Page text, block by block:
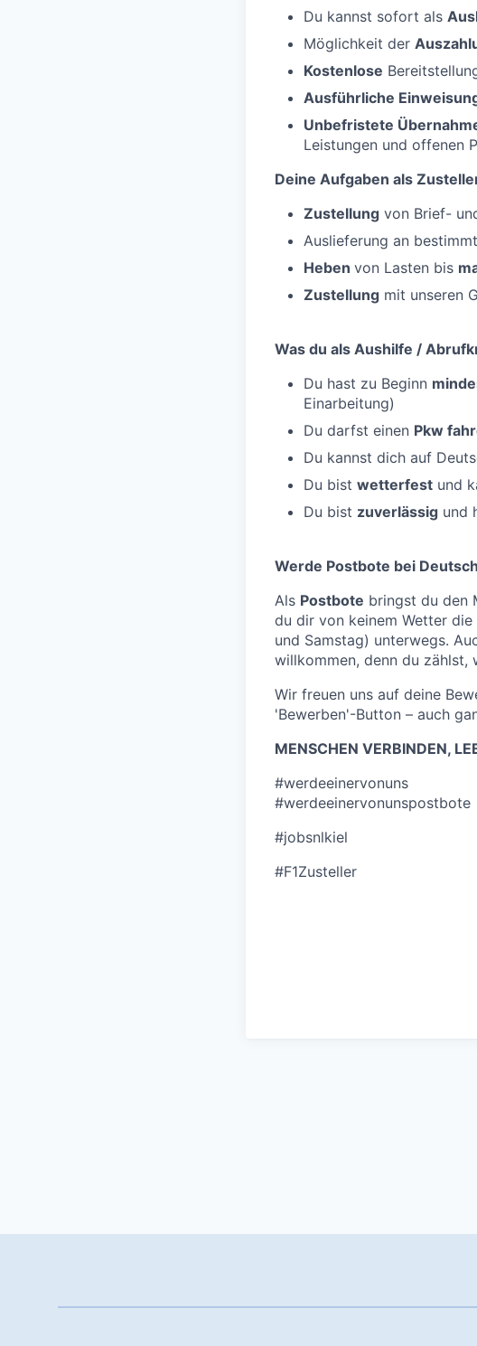
Du kannst sofort als
Möglichkeit der
Kostenlose
Ausführliche
Unbefristete
Leistungen und offenen
Deine Aufgaben als
Zustellung von Brief-
Auslieferung an
Heben von Lasten bis
Zustellung mit unseren
Was du als Aushilfe /
Du hast zu Beginn
Einarbeitung)
Du darfst einen Pkw
Du kannst dich auf
Du bist wetterfest und
Du bist zuverlässig und
Werde Postbote bei
Als Postbote bringst du den
du dir von keinem Wetter
und Samstag) unterwegs.
willkommen, denn du zählst,
Wir freuen uns auf deine
'Bewerben'-Button – auch
MENSCHEN VERBINDEN,
#werdeeinervonuns
#werdeeinervonunspostbote
#jobsnlkiel
#F1Zusteller